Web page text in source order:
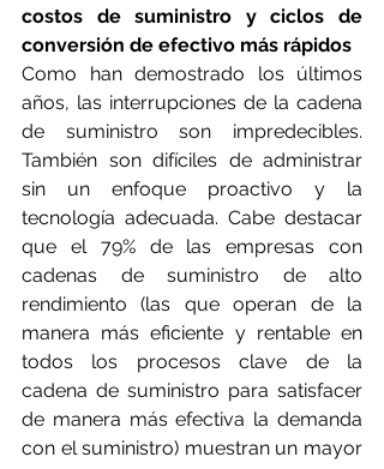
costos de suministro y ciclos de
conversión de efectivo más rápidos
Como han demostrado los últimos
años, las interrupciones de la cadena
de suministro son impredecibles.
También son difíciles de administrar
sin un enfoque proactivo y la
tecnología adecuada. Cabe destacar
que el 79% de las empresas con
cadenas de suministro de alto
rendimiento (las que operan de la
manera más eficiente y rentable en
todos los procesos clave de la
cadena de suministro para satisfacer
de manera más efectiva la demanda
con el suministro) muestran un mayor